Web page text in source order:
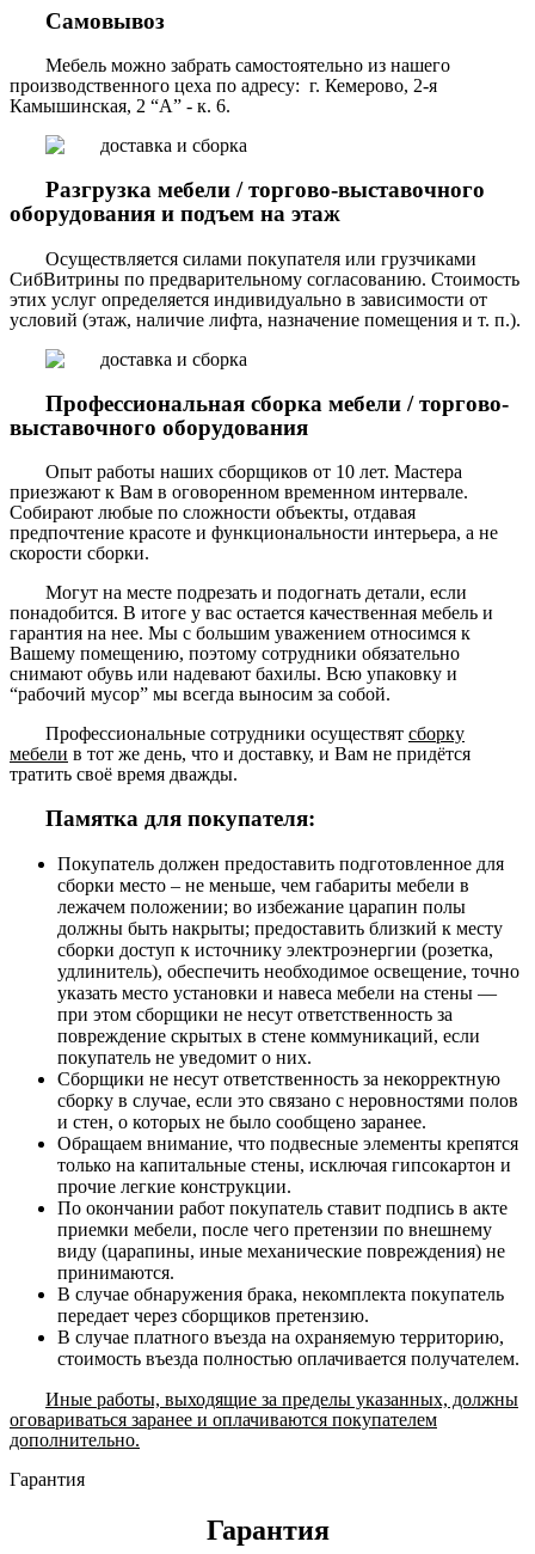
Самовывоз
Мебель можно забрать самостоятельно из нашего
производственного цеха по адресу: г. Кемерово, 2-я
Камышинская, 2 “А” - к. 6.
Разгрузка мебели / торгово-выставочного
оборудования и подъем на этаж
Осуществляется силами покупателя или грузчиками
СибВитрины по предварительному согласованию. Стоимость
этих услуг определяется индивидуально в зависимости от
условий (этаж, наличие лифта, назначение помещения и т. п.).
Профессиональная сборка мебели / торгово-
выставочного оборудования
Опыт работы наших сборщиков от 10 лет. Мастера
приезжают к Вам в оговоренном временном интервале.
Собирают любые по сложности объекты, отдавая
предпочтение красоте и функциональности интерьера, а не
скорости сборки.
Могут на месте подрезать и подогнать детали, если
понадобится. В итоге у вас остается качественная мебель и
гарантия на нее. Мы с большим уважением относимся к
Вашему помещению, поэтому сотрудники обязательно
снимают обувь или надевают бахилы. Всю упаковку и
“рабочий мусор” мы всегда выносим за собой.
Профессиональные сотрудники осуществят сборку
мебели в тот же день, что и доставку, и Вам не придётся
тратить своё время дважды.
Памятка для покупателя:
Покупатель должен предоставить подготовленное для
сборки место – не меньше, чем габариты мебели в
лежачем положении; во избежание царапин полы
должны быть накрыты; предоставить близкий к месту
сборки доступ к источнику электроэнергии (розетка,
удлинитель), обеспечить необходимое освещение, точно
указать место установки и навеса мебели на стены —
при этом сборщики не несут ответственность за
повреждение скрытых в стене коммуникаций, если
покупатель не уведомит о них.
Сборщики не несут ответственность за некорректную
сборку в случае, если это связано с неровностями полов
и стен, о которых не было сообщено заранее.
Обращаем внимание, что подвесные элементы крепятся
только на капитальные стены, исключая гипсокартон и
прочие легкие конструкции.
По окончании работ покупатель ставит подпись в акте
приемки мебели, после чего претензии по внешнему
виду (царапины, иные механические повреждения) не
принимаются.
В случае обнаружения брака, некомплекта покупатель
передает через сборщиков претензию.
В случае платного въезда на охраняемую территорию,
стоимость въезда полностью оплачивается получателем.
Иные работы, выходящие за пределы указанных, должны
оговариваться заранее и оплачиваются покупателем
дополнительно.
Гарантия
Гарантия